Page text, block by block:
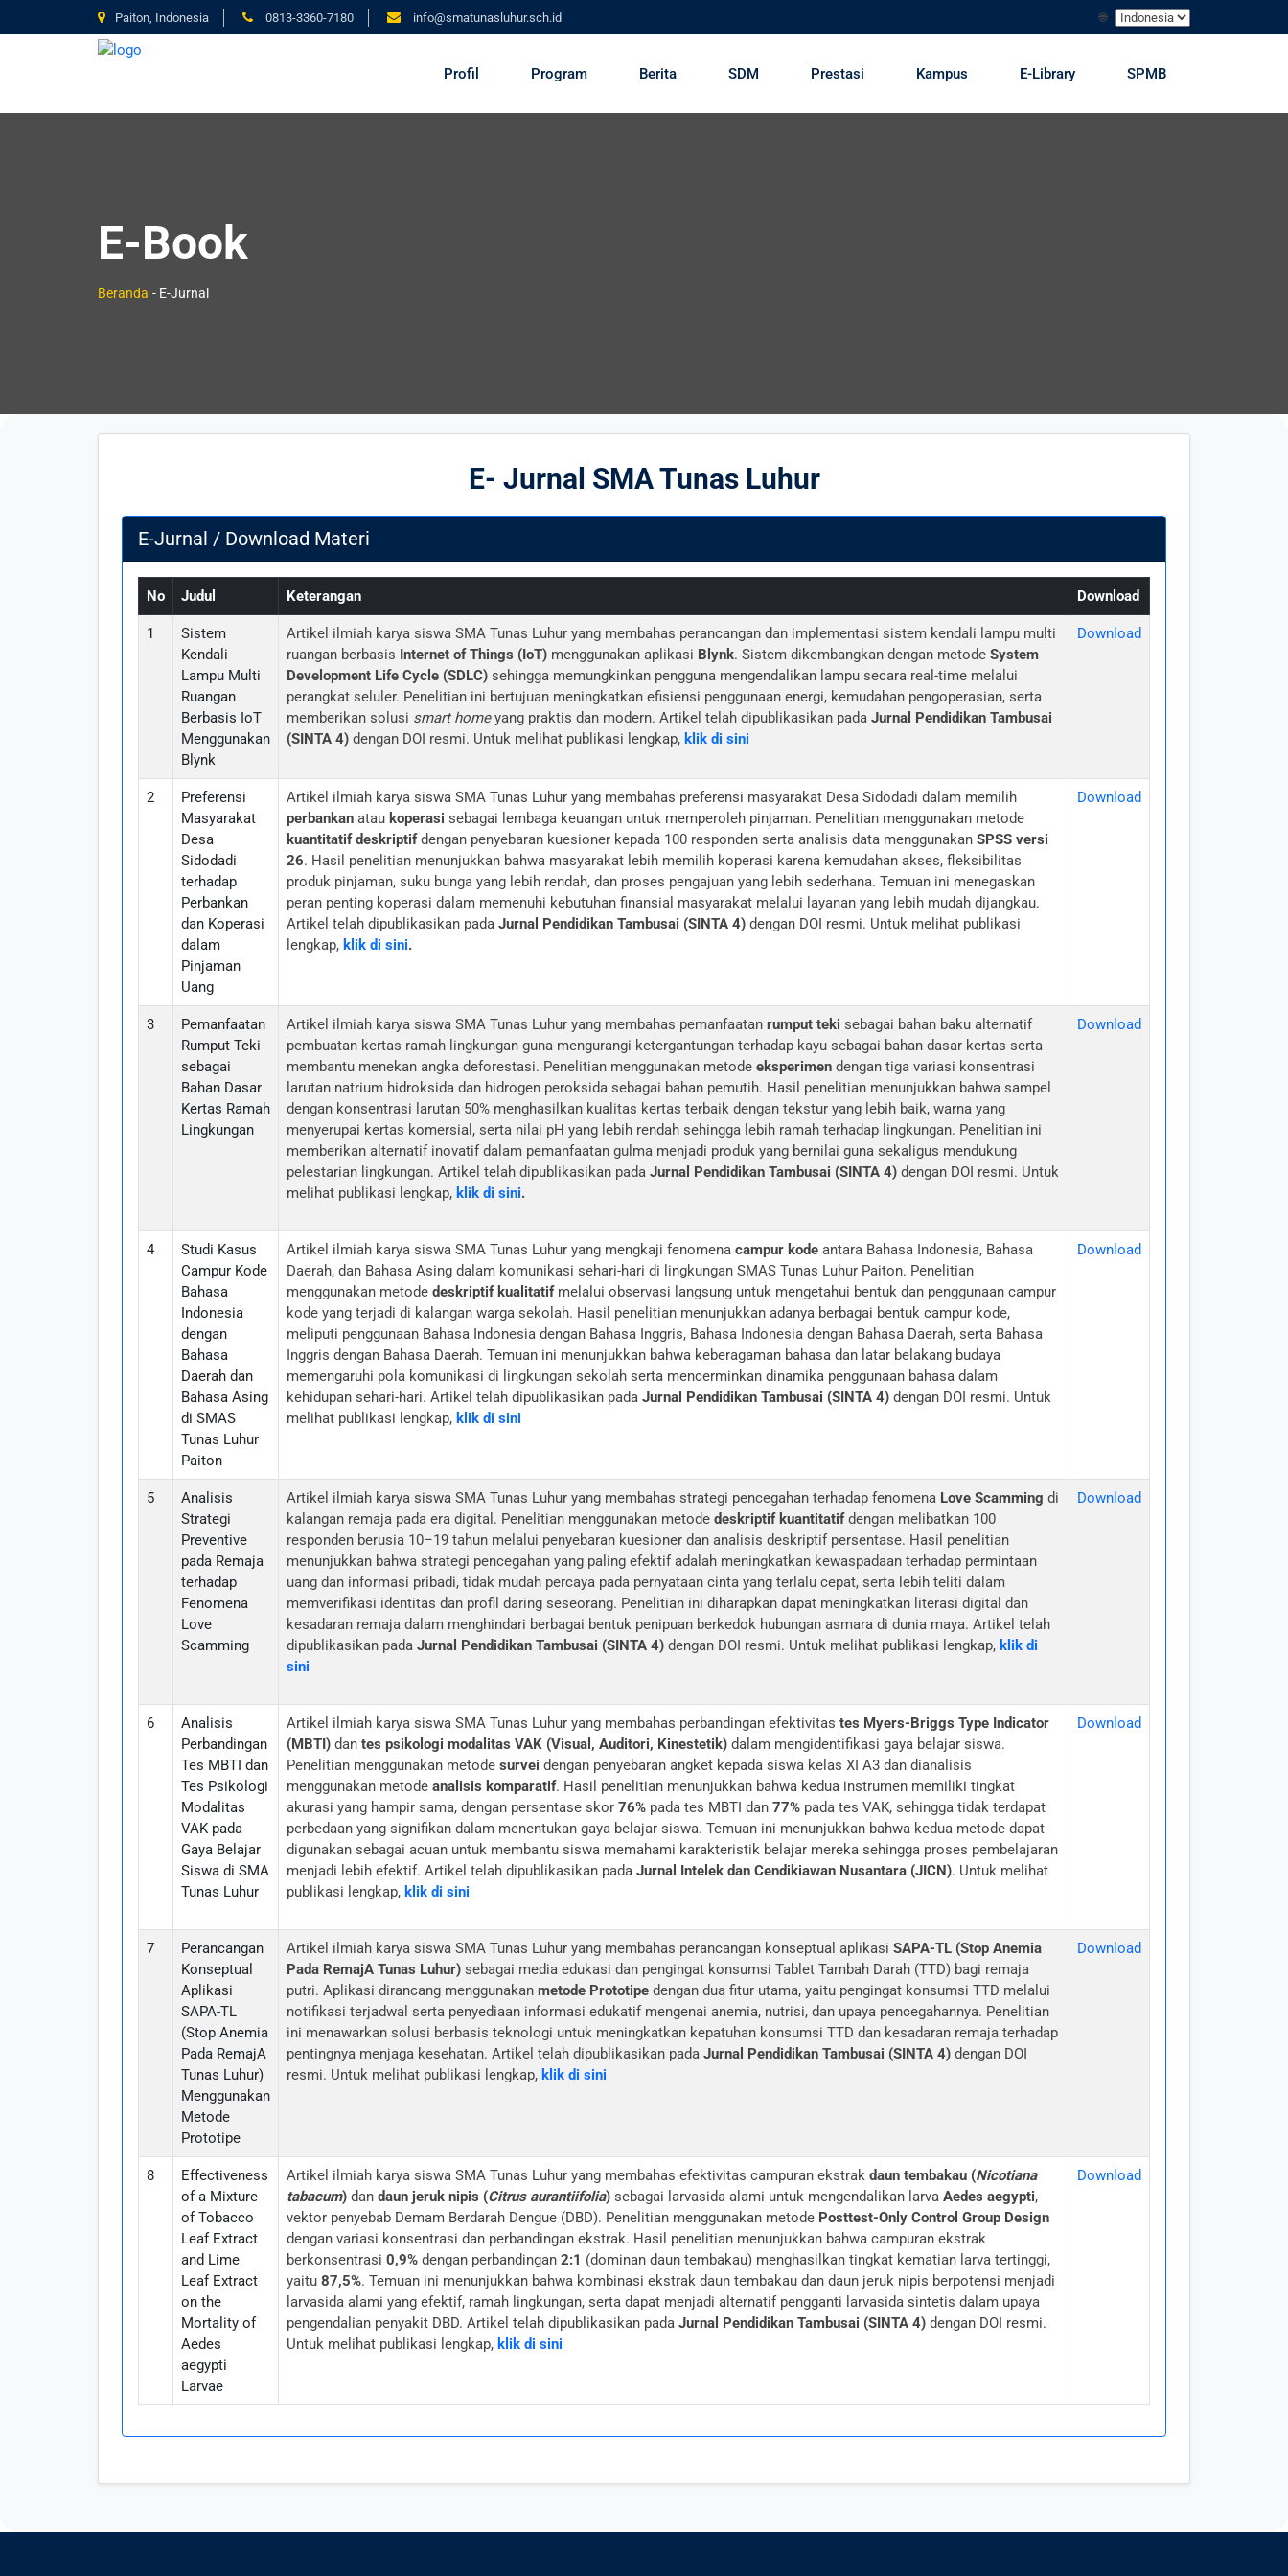
Paiton, Indonesia 0813-3360-7180 info@smatunasluhur.sch.id 🌐
Profil Program Berita SDM Prestasi Kampus E-Library SPMB
E-Book
Beranda - E-Jurnal
E- Jurnal SMA Tunas Luhur
E-Jurnal / Download Materi
No Judul Keterangan Download
1
Sistem
Kendali
Lampu Multi
Ruangan
Berbasis IoT
Menggunakan
Blynk
Artikel ilmiah karya siswa SMA Tunas Luhur yang membahas perancangan dan implementasi sistem kendali lampu multi
ruangan berbasis Internet of Things (IoT) menggunakan aplikasi Blynk. Sistem dikembangkan dengan metode System
Development Life Cycle (SDLC) sehingga memungkinkan pengguna mengendalikan lampu secara real-time melalui
perangkat seluler. Penelitian ini bertujuan meningkatkan efisiensi penggunaan energi, kemudahan pengoperasian, serta
memberikan solusi smart homeyang praktis dan modern. Artikel telah dipublikasikan pada Jurnal Pendidikan Tambusai
(SINTA 4) dengan DOI resmi. Untuk melihat publikasi lengkap, klik di sini
Download
2
Preferensi
Masyarakat
Desa
Sidodadi
terhadap
Perbankan
dan Koperasi
dalam
Pinjaman
Uang
Artikel ilmiah karya siswa SMA Tunas Luhur yang membahas preferensi masyarakat Desa Sidodadi dalam memilih
perbankan atau koperasi sebagai lembaga keuangan untuk memperoleh pinjaman. Penelitian menggunakan metode
kuantitatif deskriptifdengan penyebaran kuesioner kepada 100 responden serta analisis data menggunakan SPSS versi
26. Hasil penelitian menunjukkan bahwa masyarakat lebih memilih koperasi karena kemudahan akses, fleksibilitas
produk pinjaman, suku bunga yang lebih rendah, dan proses pengajuan yang lebih sederhana. Temuan ini menegaskan
peran penting koperasi dalam memenuhi kebutuhan finansial masyarakat melalui layanan yang lebih mudah dijangkau.
Artikel telah dipublikasikan pada Jurnal Pendidikan Tambusai (SINTA 4) dengan DOI resmi. Untuk melihat publikasi
lengkap, klik di sini.
Download
3
Pemanfaatan
Rumput Teki
sebagai
Bahan Dasar
Kertas Ramah
Lingkungan
Artikel ilmiah karya siswa SMA Tunas Luhur yang membahas pemanfaatan rumput teki sebagai bahan baku alternatif
pembuatan kertas ramah lingkungan guna mengurangi ketergantungan terhadap kayu sebagai bahan dasar kertas serta
membantu menekan angka deforestasi. Penelitian menggunakan metode eksperimen dengan tiga variasi konsentrasi
larutan natrium hidroksida dan hidrogen peroksida sebagai bahan pemutih. Hasil penelitian menunjukkan bahwa sampel
dengan konsentrasi larutan 50% menghasilkan kualitas kertas terbaik dengan tekstur yang lebih baik, warna yang
menyerupai kertas komersial, serta nilai pH yang lebih rendah sehingga lebih ramah terhadap lingkungan. Penelitian ini
memberikan alternatif inovatif dalam pemanfaatan gulma menjadi produk yang bernilai guna sekaligus mendukung
pelestarian lingkungan. Artikel telah dipublikasikan pada Jurnal Pendidikan Tambusai (SINTA 4) dengan DOI resmi. Untuk
melihat publikasi lengkap, klik di sini.
Download
4
Studi Kasus
Campur Kode
Bahasa
Indonesia
dengan
Bahasa
Daerah dan
Bahasa Asing
di SMAS
Tunas Luhur
Paiton
Artikel ilmiah karya siswa SMA Tunas Luhur yang mengkaji fenomena campur kode antara Bahasa Indonesia, Bahasa
Daerah, dan Bahasa Asing dalam komunikasi sehari-hari di lingkungan SMAS Tunas Luhur Paiton. Penelitian
menggunakan metode deskriptif kualitatifmelalui observasi langsung untuk mengetahui bentuk dan penggunaan campur
kode yang terjadi di kalangan warga sekolah. Hasil penelitian menunjukkan adanya berbagai bentuk campur kode,
meliputi penggunaan Bahasa Indonesia dengan Bahasa Inggris, Bahasa Indonesia dengan Bahasa Daerah, serta Bahasa
Inggris dengan Bahasa Daerah. Temuan ini menunjukkan bahwa keberagaman bahasa dan latar belakang budaya
memengaruhi pola komunikasi di lingkungan sekolah serta mencerminkan dinamika penggunaan bahasa dalam
kehidupan sehari-hari. Artikel telah dipublikasikan pada Jurnal Pendidikan Tambusai (SINTA 4) dengan DOI resmi. Untuk
melihat publikasi lengkap, klik di sini
Download
5
Analisis
Strategi
Preventive
pada Remaja
terhadap
Fenomena
Love
Scamming
Artikel ilmiah karya siswa SMA Tunas Luhur yang membahas strategi pencegahan terhadap fenomena Love Scamming di
kalangan remaja pada era digital. Penelitian menggunakan metode deskriptif kuantitatifdengan melibatkan 100
responden berusia 10–19 tahun melalui penyebaran kuesioner dan analisis deskriptif persentase. Hasil penelitian
menunjukkan bahwa strategi pencegahan yang paling efektif adalah meningkatkan kewaspadaan terhadap permintaan
uang dan informasi pribadi, tidak mudah percaya pada pernyataan cinta yang terlalu cepat, serta lebih teliti dalam
memverifikasi identitas dan profil daring seseorang. Penelitian ini diharapkan dapat meningkatkan literasi digital dan
kesadaran remaja dalam menghindari berbagai bentuk penipuan berkedok hubungan asmara di dunia maya. Artikel telah
dipublikasikan pada Jurnal Pendidikan Tambusai (SINTA 4) dengan DOI resmi. Untuk melihat publikasi lengkap, klik di
sini
Download
6
Analisis
Perbandingan
Tes MBTI dan
Tes Psikologi
Modalitas
VAK pada
Gaya Belajar
Siswa di SMA
Tunas Luhur
Artikel ilmiah karya siswa SMA Tunas Luhur yang membahas perbandingan efektivitas tes Myers-Briggs Type Indicator
(MBTI) dan tes psikologi modalitas VAK (Visual, Auditori, Kinestetik) dalam mengidentifikasi gaya belajar siswa.
Penelitian menggunakan metode survei dengan penyebaran angket kepada siswa kelas XI A3 dan dianalisis
menggunakan metode analisis komparatif. Hasil penelitian menunjukkan bahwa kedua instrumen memiliki tingkat
akurasi yang hampir sama, dengan persentase skor 76% pada tes MBTI dan 77% pada tes VAK, sehingga tidak terdapat
perbedaan yang signifikan dalam menentukan gaya belajar siswa. Temuan ini menunjukkan bahwa kedua metode dapat
digunakan sebagai acuan untuk membantu siswa memahami karakteristik belajar mereka sehingga proses pembelajaran
menjadi lebih efektif. Artikel telah dipublikasikan pada Jurnal Intelek dan Cendikiawan Nusantara (JICN). Untuk melihat
publikasi lengkap, klik di sini
Download
7
Perancangan
Konseptual
Aplikasi
SAPA-TL
(Stop Anemia
Pada RemajA
Tunas Luhur)
Menggunakan
Metode
Prototipe
Artikel ilmiah karya siswa SMA Tunas Luhur yang membahas perancangan konseptual aplikasi SAPA-TL (Stop Anemia
Pada RemajA Tunas Luhur) sebagai media edukasi dan pengingat konsumsi Tablet Tambah Darah (TTD) bagi remaja
putri. Aplikasi dirancang menggunakan metode Prototipe dengan dua fitur utama, yaitu pengingat konsumsi TTD melalui
notifikasi terjadwal serta penyediaan informasi edukatif mengenai anemia, nutrisi, dan upaya pencegahannya. Penelitian
ini menawarkan solusi berbasis teknologi untuk meningkatkan kepatuhan konsumsi TTD dan kesadaran remaja terhadap
pentingnya menjaga kesehatan. Artikel telah dipublikasikan pada Jurnal Pendidikan Tambusai (SINTA 4) dengan DOI
resmi. Untuk melihat publikasi lengkap, klik di sini
Download
8
Effectiveness
of a Mixture
of Tobacco
Leaf Extract
and Lime
Leaf Extract
on the
Mortality of
Aedes
aegypti
Larvae
Artikel ilmiah karya siswa SMA Tunas Luhur yang membahas efektivitas campuran ekstrak daun tembakau (Nicotiana
tabacum) dan daun jeruk nipis (Citrus aurantiifolia) sebagai larvasida alami untuk mengendalikan larva Aedes aegypti,
vektor penyebab Demam Berdarah Dengue (DBD). Penelitian menggunakan metode Posttest-Only Control Group Design
dengan variasi konsentrasi dan perbandingan ekstrak. Hasil penelitian menunjukkan bahwa campuran ekstrak
berkonsentrasi 0,9% dengan perbandingan 2:1 (dominan daun tembakau) menghasilkan tingkat kematian larva tertinggi,
yaitu 87,5%. Temuan ini menunjukkan bahwa kombinasi ekstrak daun tembakau dan daun jeruk nipis berpotensi menjadi
larvasida alami yang efektif, ramah lingkungan, serta dapat menjadi alternatif pengganti larvasida sintetis dalam upaya
pengendalian penyakit DBD. Artikel telah dipublikasikan pada Jurnal Pendidikan Tambusai (SINTA 4) dengan DOI resmi.
Untuk melihat publikasi lengkap, klik di sini
Download